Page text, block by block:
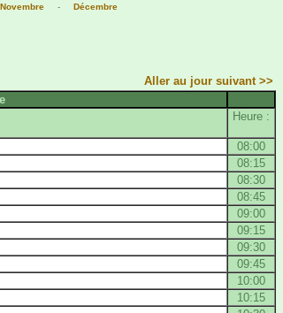
Novembre - Décembre
Aller au jour suivant >>
Heure :
08:00
08:15
08:30
08:45
09:00
09:15
09:30
09:45
10:00
10:15